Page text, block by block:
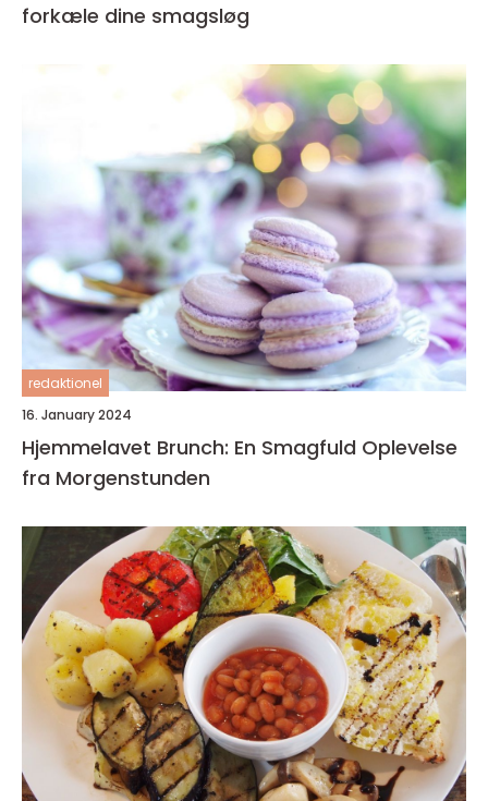
forkæle dine smagsløg
redaktionel
16. January 2024
Hjemmelavet Brunch: En Smagfuld Oplevelse
fra Morgenstunden